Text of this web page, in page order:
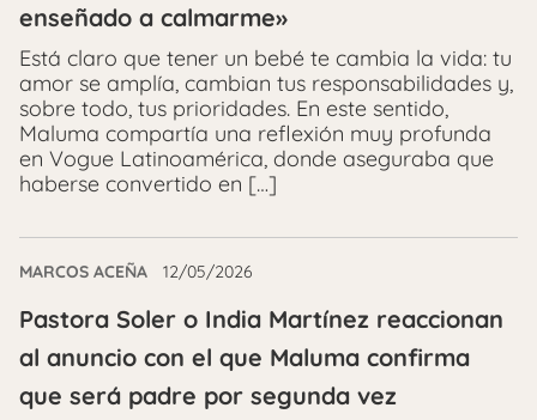
enseñado a calmarme»
Está claro que tener un bebé te cambia la vida: tu
amor se amplía, cambian tus responsabilidades y,
sobre todo, tus prioridades. En este sentido,
Maluma compartía una reflexión muy profunda
en Vogue Latinoamérica, donde aseguraba que
haberse convertido en […]
MARCOS ACEÑA 12/05/2026
Pastora Soler o India Martínez reaccionan
al anuncio con el que Maluma confirma
que será padre por segunda vez